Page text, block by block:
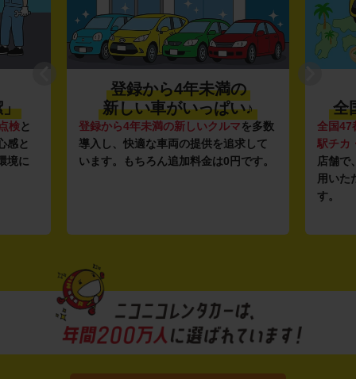
」
検と
感と
境に
登録から4年未満の
新しい車がいっぱい♪
登録から4年未満の新しいクルマを多数
導入し、快適な車両の提供を追求して
います。もちろん追加料金は0円です。
全
全国47
駅チカ
店舗で
用いた
す。